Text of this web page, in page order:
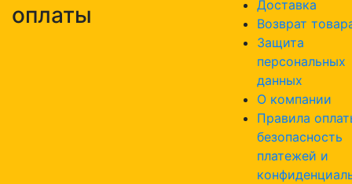
оплаты
Доставка
Возврат
Защита
персональных
данных
О компании
Правила
безопасность
платежей и